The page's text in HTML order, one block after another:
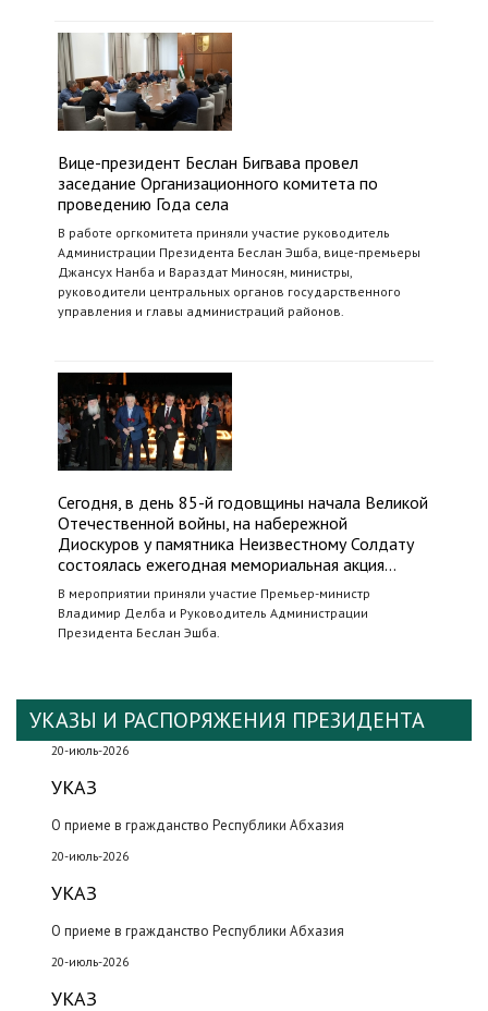
Вице-президент Беслан Бигвава провел
заседание Организационного комитета по
проведению Года села
В работе оргкомитета приняли участие руководитель
Администрации Президента Беслан Эшба, вице-премьеры
Джансух Нанба и Вараздат Миносян, министры,
руководители центральных органов государственного
управления и главы администраций районов.
Сегодня, в день 85-й годовщины начала Великой
Отечественной войны, на набережной
Диоскуров у памятника Неизвестному Солдату
состоялась ежегодная мемориальная акция…
В мероприятии приняли участие Премьер-министр
Владимир Делба и Руководитель Администрации
Президента Беслан Эшба.
УКАЗЫ И РАСПОРЯЖЕНИЯ ПРЕЗИДЕНТА
20-июль-2026
УКАЗ
О приеме в гражданство Республики Абхазия
20-июль-2026
УКАЗ
О приеме в гражданство Республики Абхазия
20-июль-2026
УКАЗ